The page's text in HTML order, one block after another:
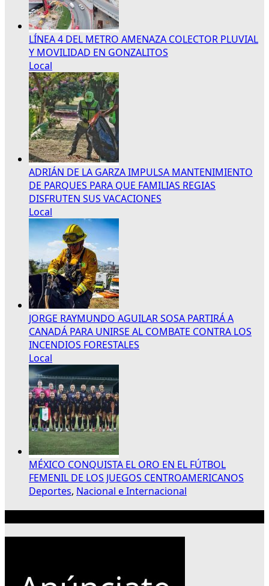
LÍNEA 4 DEL METRO AMENAZA COLECTOR PLUVIAL
Y MOVILIDAD EN GONZALITOS
Local
ADRIÁN DE LA GARZA IMPULSA MANTENIMIENTO
DE PARQUES PARA QUE FAMILIAS REGIAS
DISFRUTEN SUS VACACIONES
Local
JORGE RAYMUNDO AGUILAR SOSA PARTIRÁ A
CANADÁ PARA UNIRSE AL COMBATE CONTRA LOS
INCENDIOS FORESTALES
Local
MÉXICO CONQUISTA EL ORO EN EL FÚTBOL
FEMENIL DE LOS JUEGOS CENTROAMERICANOS
Deportes, Nacional e Internacional